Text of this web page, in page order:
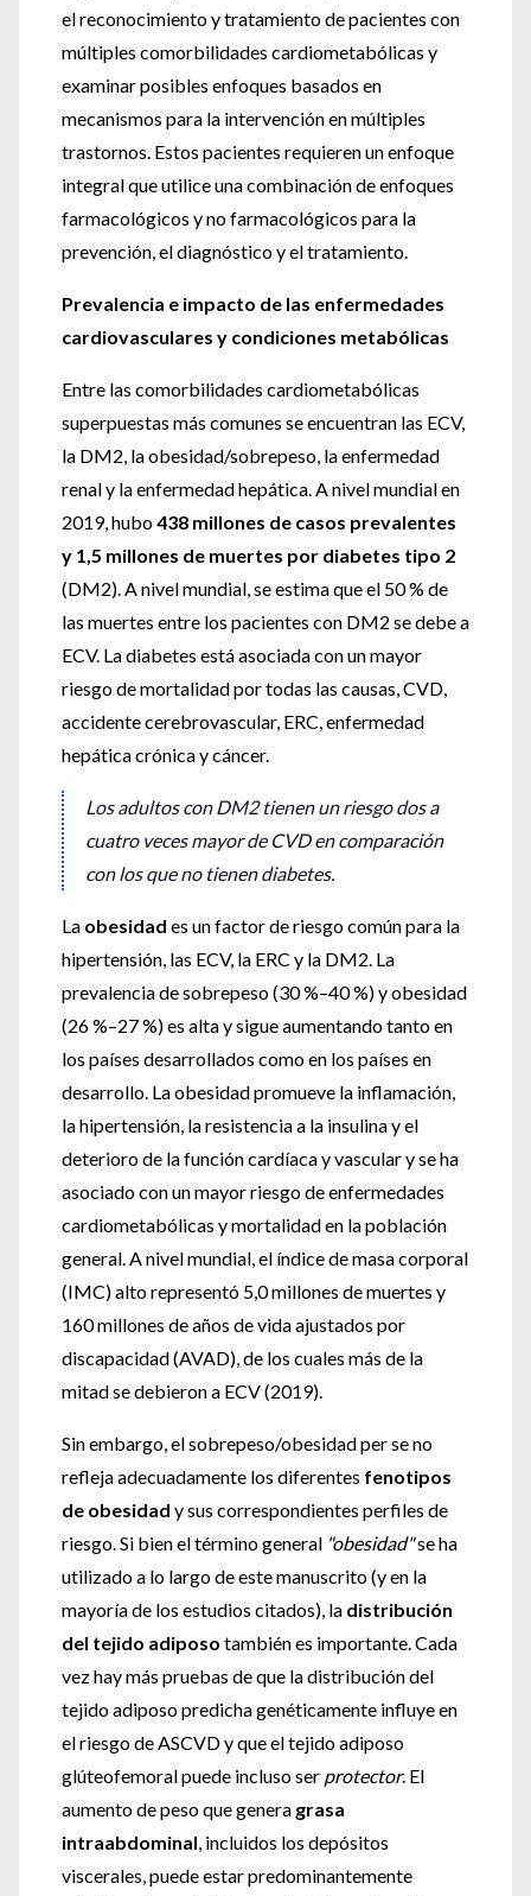
el reconocimiento y tratamiento de pacientes con
múltiples comorbilidades cardiometabólicas y
examinar posibles enfoques basados ​​en
mecanismos para la intervención en múltiples
trastornos. Estos pacientes requieren un enfoque
integral que utilice una combinación de enfoques
farmacológicos y no farmacológicos para la
prevención, el diagnóstico y el tratamiento.
Prevalencia e impacto de las enfermedades
cardiovasculares y condiciones metabólicas
Entre las comorbilidades cardiometabólicas
superpuestas más comunes se encuentran las ECV,
la DM2, la obesidad/sobrepeso, la enfermedad
renal y la enfermedad hepática. A nivel mundial en
2019, hubo438 millones de casos prevalentes
y 1,5 millones de muertes por diabetes tipo 2
(DM2). A nivel mundial, se estima que el 50 % de
las muertes entre los pacientes con DM2 se debe a
ECV. La diabetes está asociada con un mayor
riesgo de mortalidad por todas las causas, CVD,
accidente cerebrovascular, ERC, enfermedad
hepática crónica y cáncer.
Los adultos con DM2 tienen un riesgo dos a
cuatro veces mayor de CVD en comparación
con los que no tienen diabetes.
La obesidad es un factor de riesgo común para la
hipertensión, las ECV, la ERC y la DM2. La
prevalencia de sobrepeso (30 %–40 %) y obesidad
(26 %–27 %) es alta y sigue aumentando tanto en
los países desarrollados como en los países en
desarrollo. La obesidad promueve la inflamación,
la hipertensión, la resistencia a la insulina y el
deterioro de la función cardíaca y vascular y se ha
asociado con un mayor riesgo de enfermedades
cardiometabólicas y mortalidad en la población
general. A nivel mundial, el índice de masa corporal
(IMC) alto representó 5,0 millones de muertes y
160 millones de años de vida ajustados por
discapacidad (AVAD), de los cuales más de la
mitad se debieron a ECV (2019).
Sin embargo, el sobrepeso/obesidad per se no
refleja adecuadamente los diferentes fenotipos
de obesidad y sus correspondientes perfiles de
riesgo. Si bien el término general "obesidad"se ha
utilizado a lo largo de este manuscrito (y en la
mayoría de los estudios citados), la distribución
del tejido adiposo también es importante. Cada
vez hay más pruebas de que la distribución del
tejido adiposo predicha genéticamente influye en
el riesgo de ASCVD y que el tejido adiposo
glúteofemoral puede incluso ser protector. El
aumento de peso que genera grasa
intraabdominal, incluidos los depósitos
viscerales, puede estar predominantemente